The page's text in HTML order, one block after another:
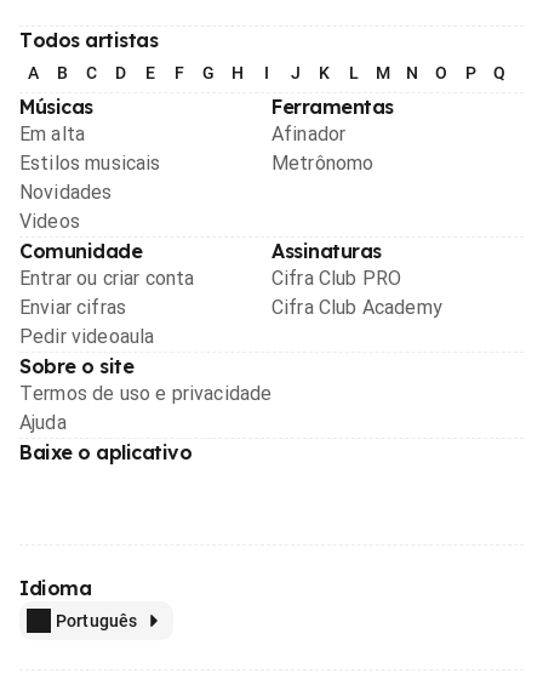
Todos artistas
A B C D E F G H I J K L M N O P Q
Músicas
Em alta
Estilos musicais
Novidades
Videos
Ferramentas
Afinador
Metrônomo
Comunidade
Entrar ou criar conta
Enviar cifras
Pedir videoaula
Assinaturas
Cifra Club PRO
Cifra Club Academy
Sobre o site
Termos de uso e privacidade
Ajuda
Baixe o aplicativo
Idioma
Português